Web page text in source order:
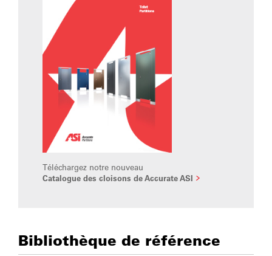
Téléchargez notre nouveau
Catalogue des cloisons de Accurate ASI
Bibliothèque de référence